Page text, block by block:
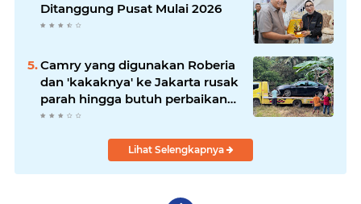
Ditanggung Pusat Mulai 2026
Camry yang digunakan Roberia
dan 'kakaknya' ke Jakarta rusak
parah hingga butuh perbaikan
200 juta
Lihat Selengkapnya